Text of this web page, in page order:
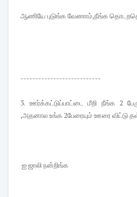
ஆணியே புடுங்க வேணாம்,நீங்க
---------------------------
3. ஊர்க்கட்டுப்பாட்டை மீறி நீங்க 2
,அதனால உங்க 2பேரையும் ஊரை விட்டு
ஐ ஜாலி நன்றிங்க